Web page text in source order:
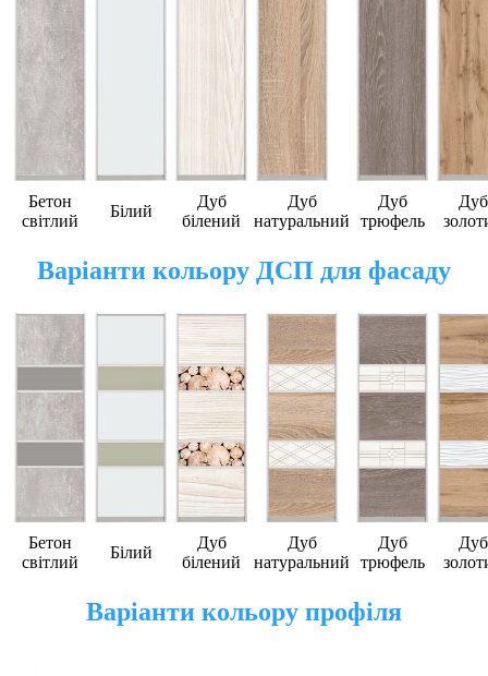
Бетон
світлий
Білий
Дуб
білений
Дуб
натуральний
Дуб
трюфель
Дуб
Варіанти кольору ДСП для фасаду
Бетон
світлий
Білий
Дуб
білений
Дуб
натуральний
Дуб
трюфель
Дуб
Варіанти кольору профіля